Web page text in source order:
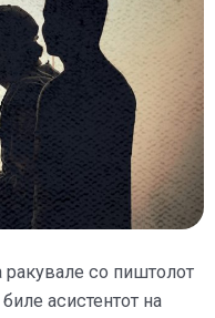
ракувале со пиштолот
асистентот на